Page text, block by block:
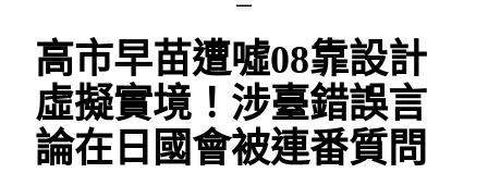
高市早苗遭噓08靠設計
虛擬實境！涉臺錯誤言
論在日國會被連番質問